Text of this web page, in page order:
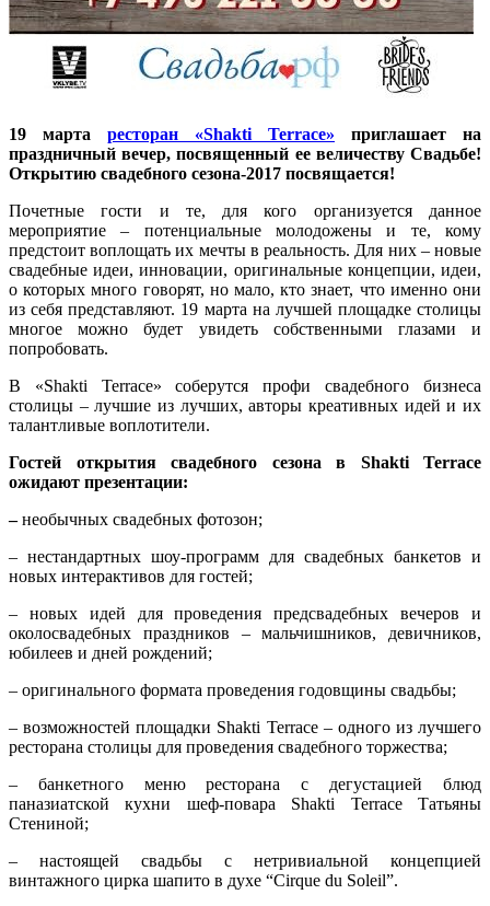
19 марта ресторан «Shakti Terrace» приглашает на
праздничный вечер, посвященный ее величеству Свадьбе!
Открытию свадебного сезона-2017 посвящается!
Почетные гости и те, для кого организуется данное
мероприятие – потенциальные молодожены и те, кому
предстоит воплощать их мечты в реальность. Для них – новые
свадебные идеи, инновации, оригинальные концепции, идеи,
о которых много говорят, но мало, кто знает, что именно они
из себя представляют. 19 марта на лучшей площадке столицы
многое можно будет увидеть собственными глазами и
попробовать.
В «Shakti Terrace» соберутся профи свадебного бизнеса
столицы – лучшие из лучших, авторы креативных идей и их
талантливые воплотители.
Гостей открытия свадебного сезона в Shakti Terrace
ожидают презентации:
–необычных свадебных фотозон;
– нестандартных шоу-программ для свадебных банкетов и
новых интерактивов для гостей;
– новых идей для проведения предсвадебных вечеров и
околосвадебных праздников – мальчишников, девичников,
юбилеев и дней рождений;
– оригинального формата проведения годовщины свадьбы;
– возможностей площадки Shakti Terracе – одного из лучшего
ресторана столицы для проведения свадебного торжества;
– банкетного меню ресторана с дегустацией блюд
паназиатской кухни шеф-повара Shakti Terrace Татьяны
Стениной;
– настоящей свадьбы с нетривиальной концепцией
винтажного цирка шапито в духе “Cirque du Soleil”.